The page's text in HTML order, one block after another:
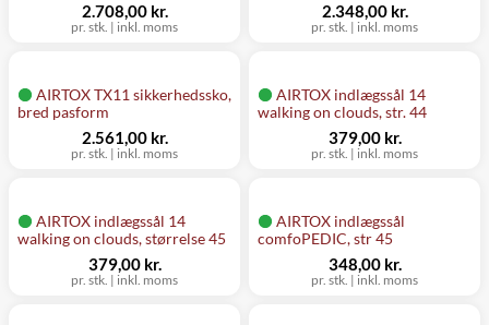
pr. stk. | inkl. moms
2.708,00 kr.
pr. stk. | inkl. moms
2.348,00 kr.
AIRTOX TX11 sikkerhedssko,
bred pasform
pr. stk. | inkl. moms
2.561,00 kr.
AIRTOX indlægssål 14
walking on clouds, str. 44
pr. stk. | inkl. moms
379,00 kr.
AIRTOX indlægssål 14
walking on clouds, størrelse 45
pr. stk. | inkl. moms
379,00 kr.
AIRTOX indlægssål
comfoPEDIC, str 45
pr. stk. | inkl. moms
348,00 kr.